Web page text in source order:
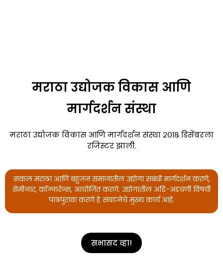
मराठा उद्योजक विकास आणि
मार्गदर्शन संस्था
मराठा उद्योजक विकास आणि मार्गदर्शन संस्था २०१८ डिसेंबरला
रजिस्टर झाली.
सकल मराठा आणि बहुजन समाजातील उद्योगा संबंधी मार्गदर्शन करणे,
सेमीनार, कॉन्फरेन्स, आयोजित करणे. उद्योगातील अडि-अडचणी विषयी
पाठपुरावा करणे हे संघटनेचे मुख्य कार्य आहे.
सभासद व्हा!